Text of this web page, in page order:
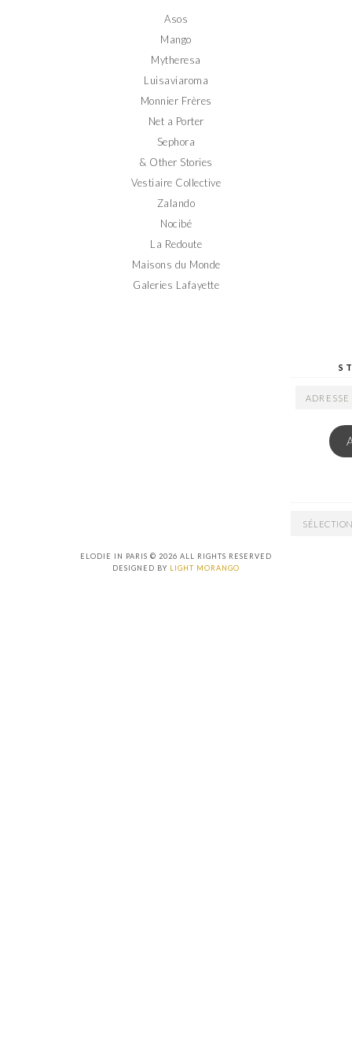
Asos
Mango
Mytheresa
Luisaviaroma
Monnier Frères
Net a Porter
Sephora
& Other Stories
Vestiaire Collective
Zalando
Nocibé
La Redoute
Maisons du Monde
Galeries Lafayette
ADRESSE
ARCHIVES
ELODIE IN PARIS © 2026 ALL RIGHTS RESERVED
DESIGNED BY LIGHT MORANGO